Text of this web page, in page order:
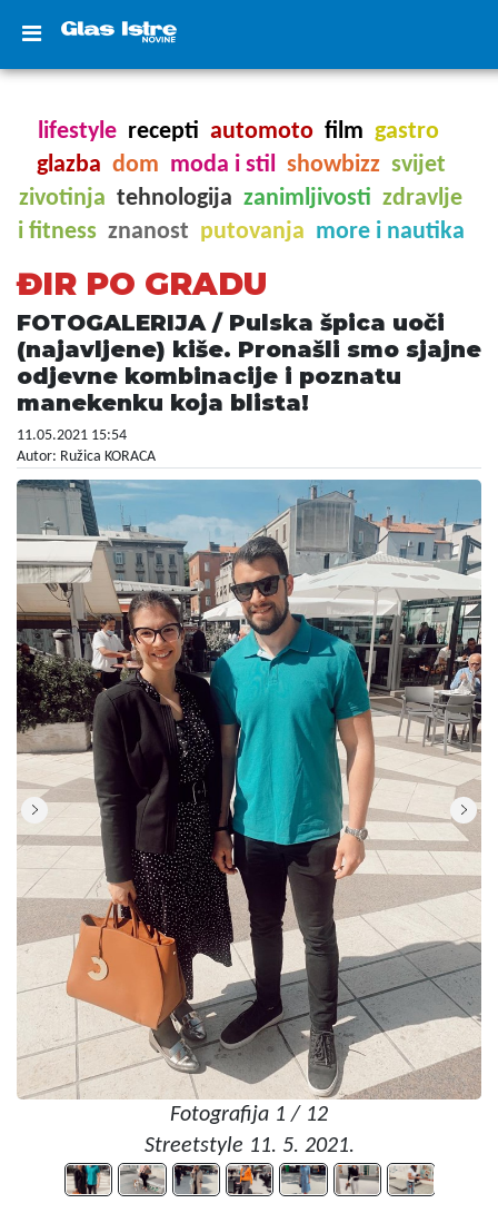
lifestyle recepti automoto film gastro
glazba dom moda i stil showbizz svijet
zivotinja tehnologija zanimljivosti zdravlje
i fitness znanost putovanja more i nautika
ĐIR PO GRADU
FOTOGALERIJA / Pulska špica uoči
(najavljene) kiše. Pronašli smo sjajne
odjevne kombinacije i poznatu
manekenku koja blista!
11.05.2021 15:54
Autor: Ružica KORACA
Fotografija 1 / 12
Streetstyle 11. 5. 2021.